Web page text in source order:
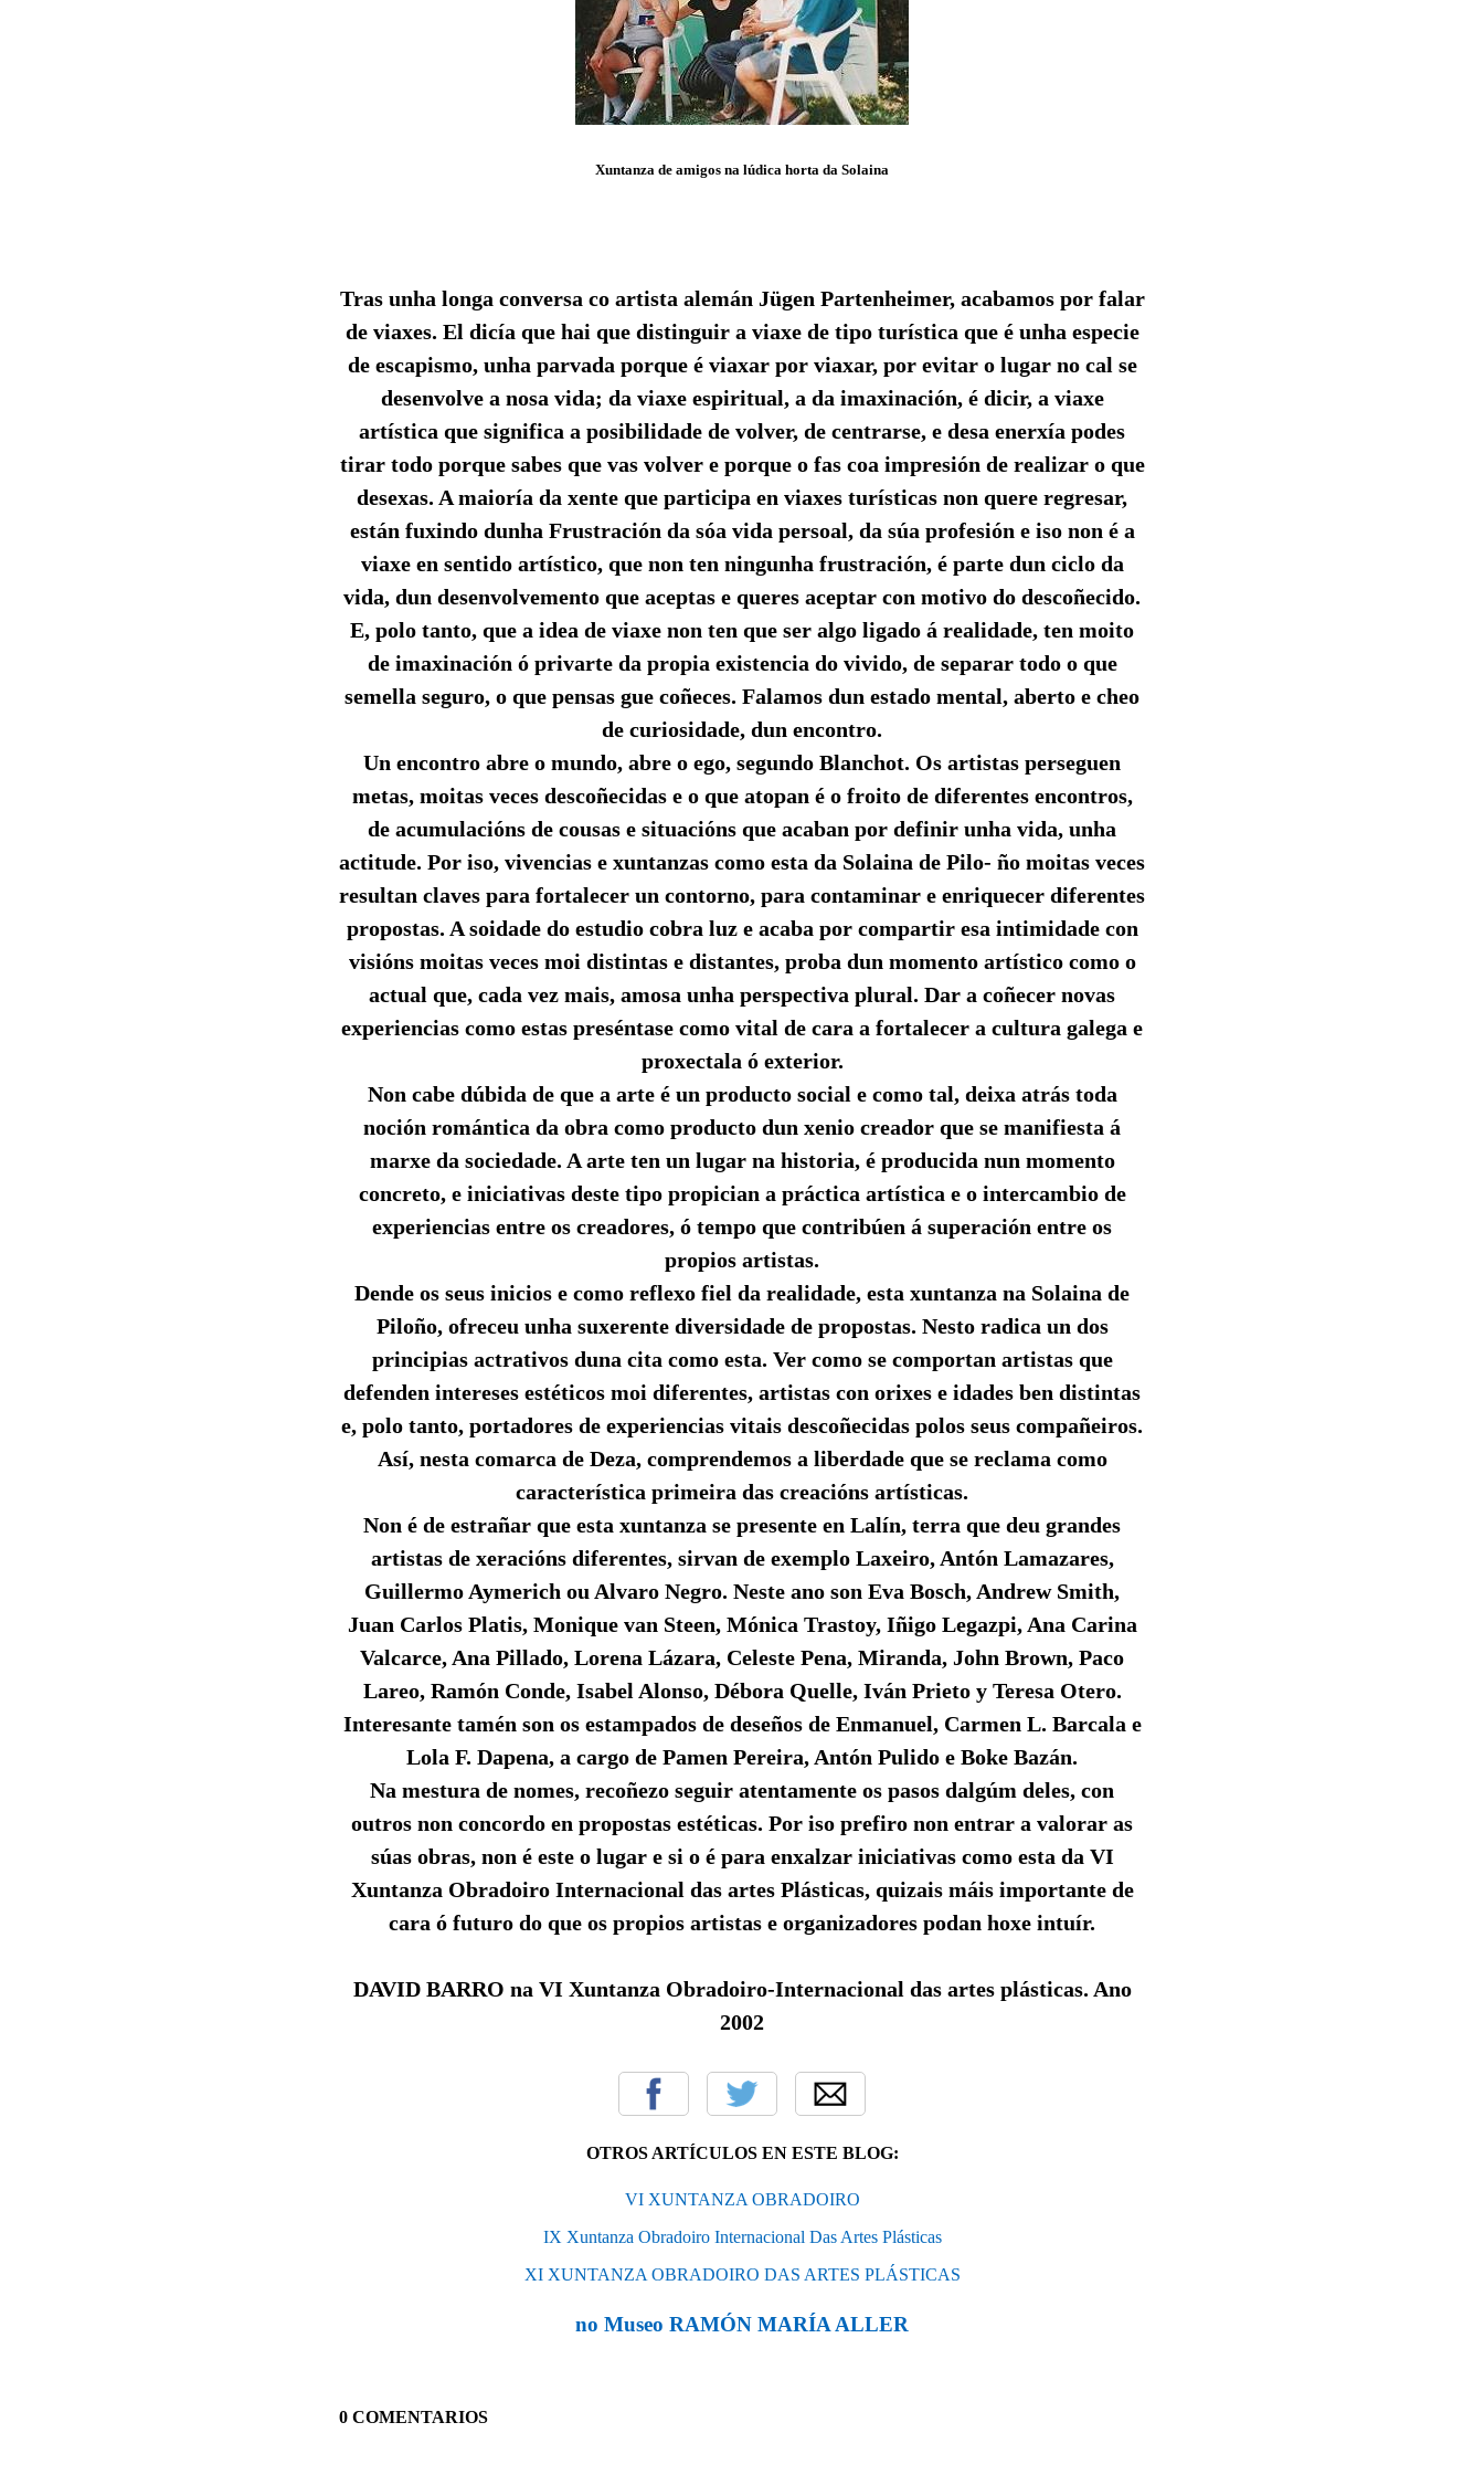
Xuntanza de amigos na lúdica horta da Solaina
Tras unha longa conversa co artista alemán Jügen Partenheimer, acabamos por falar
de viaxes. El dicía que hai que distinguir a viaxe de tipo turística que é unha especie
de escapismo, unha parvada porque é viaxar por viaxar, por evitar o lugar no cal se
desenvolve a nosa vida; da viaxe espiritual, a da imaxinación, é dicir, a viaxe
artística que significa a posibilidade de volver, de centrarse, e desa enerxía podes
tirar todo porque sabes que vas volver e porque o fas coa impresión de realizar o que
desexas. A maioría da xente que participa en viaxes turísticas non quere regresar,
están fuxindo dunha Frustración da sóa vida persoal, da súa profesión e iso non é a
viaxe en sentido artístico, que non ten ningunha frustración, é parte dun ciclo da
vida, dun desenvolvemento que aceptas e queres aceptar con motivo do descoñecido.
E, polo tanto, que a idea de viaxe non ten que ser algo ligado á realidade, ten moito
de imaxinación ó privarte da propia existencia do vivido, de separar todo o que
semella seguro, o que pensas gue coñeces. Falamos dun estado mental, aberto e cheo
de curiosidade, dun encontro.
Un encontro abre o mundo, abre o ego, segundo Blanchot. Os artistas perseguen
metas, moitas veces descoñecidas e o que atopan é o froito de diferentes encontros,
de acumulacións de cousas e situacións que acaban por definir unha vida, unha
actitude. Por iso, vivencias e xuntanzas como esta da Solaina de Pilo- ño moitas veces
resultan claves para fortalecer un contorno, para contaminar e enriquecer diferentes
propostas. A soidade do estudio cobra luz e acaba por compartir esa intimidade con
visións moitas veces moi distintas e distantes, proba dun momento artístico como o
actual que, cada vez mais, amosa unha perspectiva plural. Dar a coñecer novas
experiencias como estas preséntase como vital de cara a fortalecer a cultura galega e
proxectala ó exterior.
Non cabe dúbida de que a arte é un producto social e como tal, deixa atrás toda
noción romántica da obra como producto dun xenio creador que se manifiesta á
marxe da sociedade. A arte ten un lugar na historia, é producida nun momento
concreto, e iniciativas deste tipo propician a práctica artística e o intercambio de
experiencias entre os creadores, ó tempo que contribúen á superación entre os
propios artistas.
Dende os seus inicios e como reflexo fiel da realidade, esta xuntanza na Solaina de
Piloño, ofreceu unha suxerente diversidade de propostas. Nesto radica un dos
principias actrativos duna cita como esta. Ver como se comportan artistas que
defenden intereses estéticos moi diferentes, artistas con orixes e idades ben distintas
e, polo tanto, portadores de experiencias vitais descoñecidas polos seus compañeiros.
Así, nesta comarca de Deza, comprendemos a liberdade que se reclama como
característica primeira das creacións artísticas.
Non é de estrañar que esta xuntanza se presente en Lalín, terra que deu grandes
artistas de xeracións diferentes, sirvan de exemplo Laxeiro, Antón Lamazares,
Guillermo Aymerich ou Alvaro Negro. Neste ano son Eva Bosch, Andrew Smith,
Juan Carlos Platis, Monique van Steen, Mónica Trastoy, Iñigo Legazpi, Ana Carina
Valcarce, Ana Pillado, Lorena Lázara, Celeste Pena, Miranda, John Brown, Paco
Lareo, Ramón Conde, Isabel Alonso, Débora Quelle, Iván Prieto y Teresa Otero.
Interesante tamén son os estampados de deseños de Enmanuel, Carmen L. Barcala e
Lola F. Dapena, a cargo de Pamen Pereira, Antón Pulido e Boke Bazán.
Na mestura de nomes, recoñezo seguir atentamente os pasos dalgúm deles, con
outros non concordo en propostas estéticas. Por iso prefiro non entrar a valorar as
súas obras, non é este o lugar e si o é para enxalzar iniciativas como esta da VI
Xuntanza Obradoiro Internacional das artes Plásticas, quizais máis importante de
cara ó futuro do que os propios artistas e organizadores podan hoxe intuír.
DAVID BARRO na VI Xuntanza Obradoiro-Internacional das artes plásticas. Ano
2002
OTROS ARTÍCULOS EN ESTE BLOG:
VI XUNTANZA OBRADOIRO
IX Xuntanza Obradoiro Internacional Das Artes Plásticas
XI XUNTANZA OBRADOIRO DAS ARTES PLÁSTICAS
no Museo RAMÓN MARÍA ALLER
0 COMENTARIOS